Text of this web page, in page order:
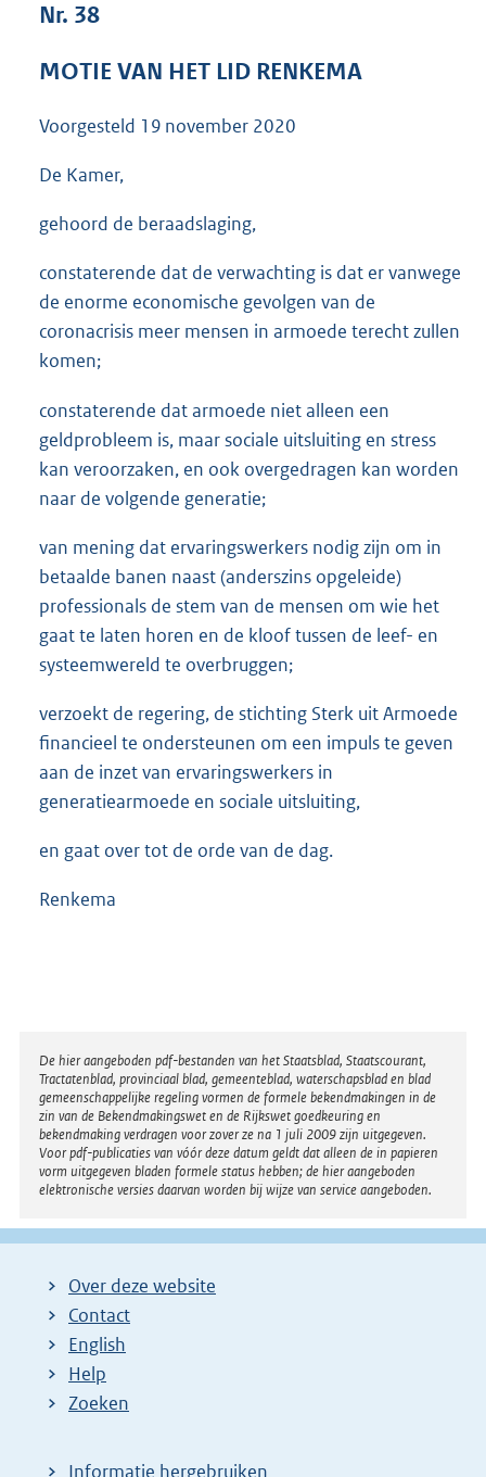
K
Nr. 38
MOTIE VAN HET LID RENKEMA
Voorgesteld 19 november 2020
De Kamer,
gehoord de beraadslaging,
constaterende dat de verwachting is dat er vanwege
de enorme economische gevolgen van de
coronacrisis meer mensen in armoede terecht zullen
komen;
constaterende dat armoede niet alleen een
geldprobleem is, maar sociale uitsluiting en stress
kan veroorzaken, en ook overgedragen kan worden
naar de volgende generatie;
van mening dat ervaringswerkers nodig zijn om in
betaalde banen naast (anderszins opgeleide)
professionals de stem van de mensen om wie het
gaat te laten horen en de kloof tussen de leef- en
systeemwereld te overbruggen;
verzoekt de regering, de stichting Sterk uit Armoede
financieel te ondersteunen om een impuls te geven
aan de inzet van ervaringswerkers in
generatiearmoede en sociale uitsluiting,
en gaat over tot de orde van de dag.
Renkema
Disclaimer
De hier aangeboden pdf-bestanden van het Staatsblad, Staatscourant,
Tractatenblad, provinciaal blad, gemeenteblad, waterschapsblad en blad
gemeenschappelijke regeling vormen de formele bekendmakingen in de
zin van de Bekendmakingswet en de Rijkswet goedkeuring en
bekendmaking verdragen voor zover ze na 1 juli 2009 zijn uitgegeven.
Voor pdf-publicaties van vóór deze datum geldt dat alleen de in papieren
vorm uitgegeven bladen formele status hebben; de hier aangeboden
elektronische versies daarvan worden bij wijze van service aangeboden.
Over deze website
Contact
English
Help
Zoeken
Informatie hergebruiken